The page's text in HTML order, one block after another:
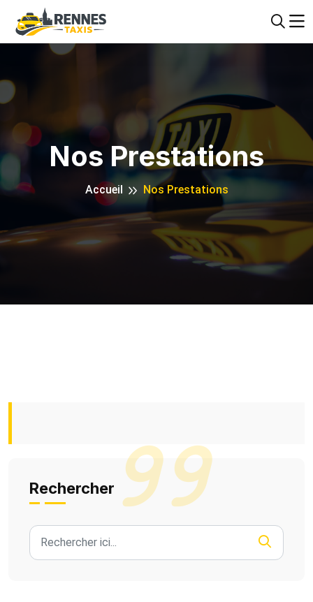
Nos Prestations
Accueil Nos Prestations
Rechercher